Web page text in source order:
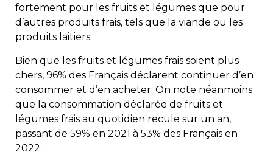
fortement pour les fruits et légumes que pour
d’autres produits frais, tels que la viande ou les
produits laitiers.
Bien que les fruits et légumes frais soient plus
chers, 96% des Français déclarent continuer d’en
consommer et d’en acheter. On note néanmoins
que la consommation déclarée de fruits et
légumes frais au quotidien recule sur un an,
passant de 59% en 2021 à 53% des Français en
2022.